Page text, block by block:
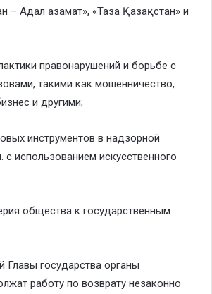
– Адал азамат», «Таза Қазақстан» и
правонарушений и борьбе с
такими как мошенничество,
и другими;
инструментов в надзорной
с использованием искусственного
общества к государственным
Главы государства органы
работу по возврату незаконно